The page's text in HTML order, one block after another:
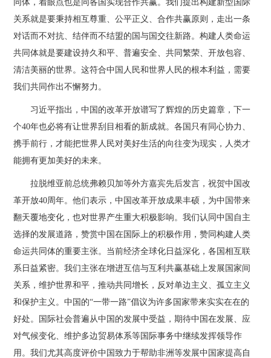
同体，着眼点也是同各国实现合作共赢。我们提出构建新型国际
关系就是要秉持相互尊重、公平正义、合作共赢原则，走出一条
对话而不对抗、结伴而不结盟的国与国交往新路。构建人类命运
共同体就是要建设持久和平、普遍安全、共同繁荣、开放包容、
清洁美丽的世界。这符合中国人民和世界人民的根本利益，需要
我们共同作出不懈努力。
习近平指出，中国的改革开放谱写了辉煌的历史篇章，下一
个40年也必将有让世界刮目相看的新成就。各国只有同心协力、
携手前行，才能把世界人民对美好生活的向往变为现实，人类才
能拥有更加美好的未来。
拉脱维亚前总统弗赖贝加等外方嘉宾先后发言，祝贺中国改
革开放40周年。他们表示，中国改革开放成果丰硕，为中国带来
翻天覆地变化，也对世界产生重大积极影响。我们认同中国自主
选择的发展道路，赞赏中国在国际上的积极作用，赞同构建人类
命运共同体的重要主张。当前经济全球化日益深化，各国相互联
系日益紧密。我们主张在增进互信与互利共赢基础上发展国家间
关系，维护世界和平，推动共同增长，反对单边主义、孤立主义
和保护主义。中国的“一带一路”倡议为许多国家带来实实在在的
好处。国际社会普遍从中国的发展中受益，期待中国在发展、应
对气候变化、维护多边贸易体系等国际事务中继续发挥领导作
用。我们尤其高度评价中国致力于帮助非洲等发展中国家提高自